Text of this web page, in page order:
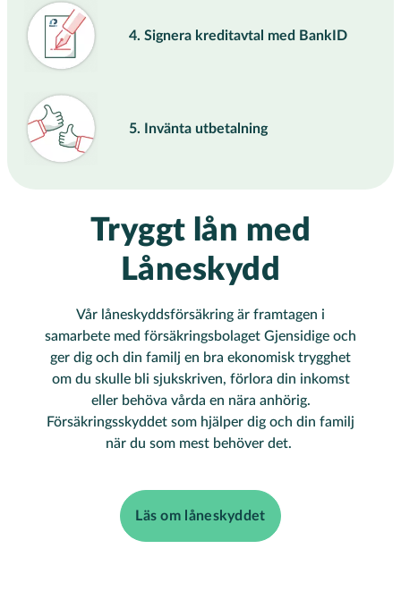
4. Signera kreditavtal med BankID
5. Invänta utbetalning
Tryggt lån med
Låneskydd
Vår låneskyddsförsäkring är framtagen i
samarbete med försäkringsbolaget Gjensidige och
ger dig och din familj en bra ekonomisk trygghet
om du skulle bli sjukskriven, förlora din inkomst
eller behöva vårda en nära anhörig.
Försäkringsskyddet som hjälper dig och din familj
när du som mest behöver det.
Läs om låneskyddet